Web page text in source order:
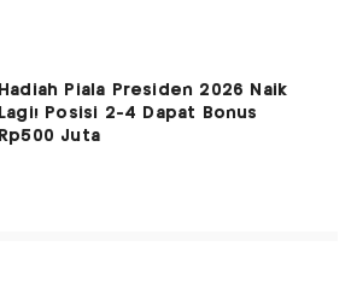
Hadiah Piala Presiden 2026 Naik
Lagi! Posisi 2-4 Dapat Bonus
Rp500 Juta